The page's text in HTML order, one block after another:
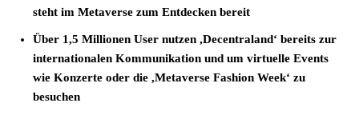
steht im Metaverse zum Entdecken bereit
Über 1,5 Millionen User nutzen ,Decentraland‘ bereits zur
internationalen Kommunikation und um virtuelle Events
wie Konzerte oder die ,Metaverse Fashion Week‘ zu
besuchen